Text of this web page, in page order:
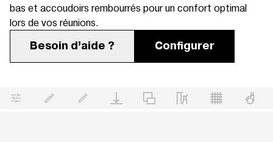
bas et accoudoirs rembourrés pour un confort optimal
lors de vos réunions.
Besoin d’aide ? Configurer